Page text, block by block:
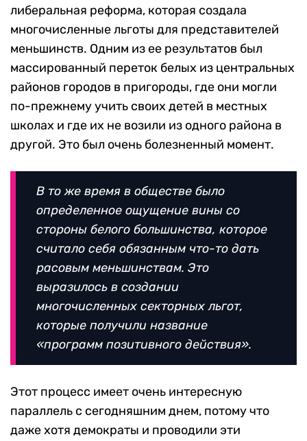
либеральная реформа, которая создала
многочисленные льготы для представителей
меньшинств. Одним из ее результатов был
массированный переток белых из центральных
районов городов в пригороды, где они могли
по-прежнему учить своих детей в местных
школах и где их не возили из одного района в
другой. Это был очень болезненный момент.
В то же время в обществе было
определенное ощущение вины со
стороны белого большинства, которое
считало себя обязанным что-то дать
расовым меньшинствам. Это
выразилось в создании
многочисленных секторных льгот,
которые получили название
«программ позитивного действия».
Этот процесс имеет очень интересную
параллель с сегодняшним днем, потому что
даже хотя демократы и проводили эти